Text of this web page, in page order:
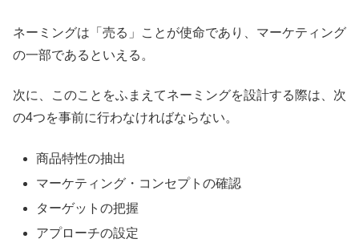
ネーミングは「売る」ことが使命であり、マーケティング
の一部であるといえる。
次に、このことをふまえてネーミングを設計する際は、次
の4つを事前に行わなければならない。
商品特性の抽出
マーケティング・コンセプトの確認
ターゲットの把握
アプローチの設定